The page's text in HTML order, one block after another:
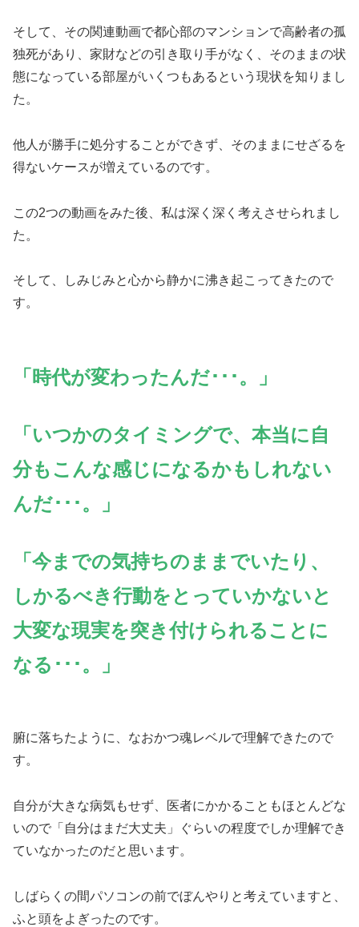
そして、その関連動画で都心部のマンションで高齢者の孤
独死があり、家財などの引き取り手がなく、そのままの状
態になっている部屋がいくつもあるという現状を知りまし
た。
他人が勝手に処分することができず、そのままにせざるを
得ないケースが増えているのです。
この2つの動画をみた後、私は深く深く考えさせられまし
た。
そして、しみじみと心から静かに沸き起こってきたので
す。
「時代が変わったんだ･･･。」
「いつかのタイミングで、本当に自
分もこんな感じになるかもしれない
んだ･･･。」
「今までの気持ちのままでいたり、
しかるべき行動をとっていかないと
大変な現実を突き付けられることに
なる･･･。」
腑に落ちたように、なおかつ魂レベルで理解できたので
す。
自分が大きな病気もせず、医者にかかることもほとんどな
いので「自分はまだ大丈夫」ぐらいの程度でしか理解でき
ていなかったのだと思います。
しばらくの間パソコンの前でぼんやりと考えていますと、
ふと頭をよぎったのです。